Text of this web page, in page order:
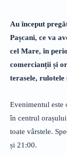
Au început
Pașcani, ce va
cel Mare, în
comercianții și
terasele, rulotele
Evenimentul este
în centrul
toate vârstele.
și 21:00.